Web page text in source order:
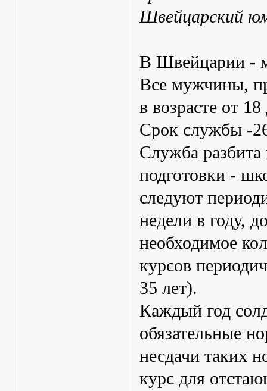
Швейцарский
В Швейцарии -
Все мужчины,
в возрасте от
Срок службы -
Служба разбита
подготовки -
следуют
недели в году,
необходимое
курсов
35 лет).
Каждый год
обязательные
несдачи таких
курс для